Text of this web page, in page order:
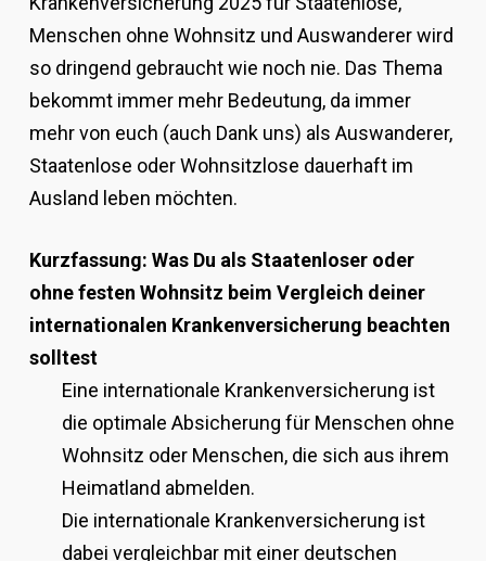
Menschen ohne Wohnsitz und Auswanderer wird
so dringend gebraucht wie noch nie. Das Thema
bekommt immer mehr Bedeutung, da immer
mehr von euch (auch Dank uns) als Auswanderer,
Staatenlose oder Wohnsitzlose dauerhaft im
Ausland leben möchten.
Kurzfassung: Was Du als Staatenloser oder
ohne festen Wohnsitz beim Vergleich deiner
internationalen Krankenversicherung beachten
solltest
Eine internationale Krankenversicherung ist
die optimale Absicherung für Menschen ohne
Wohnsitz oder Menschen, die sich aus ihrem
Heimatland abmelden.
Die internationale Krankenversicherung ist
dabei vergleichbar mit einer deutschen